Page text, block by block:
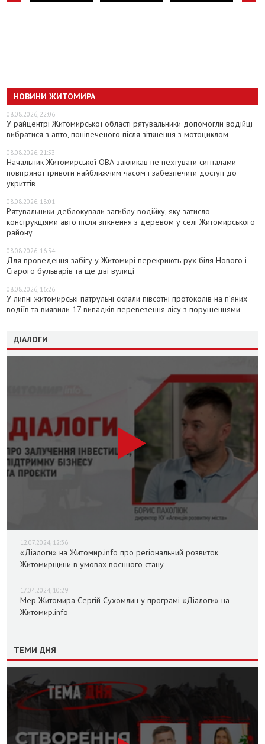
НОВИНИ ЖИТОМИРА
08.08.2026, 22:06
У райцентрі Житомирської області рятувальники допомогли водійці
вибратися з авто, понівеченого після зіткнення з мотоциклом
08.08.2026, 21:53
Начальник Житомирської ОВА закликав не нехтувати сигналами
повітряної тривоги найближчим часом і забезпечити доступ до
укриттів
08.08.2026, 18:01
Рятувальники деблокували загиблу водійку, яку затисло
конструкціями авто після зіткнення з деревом у селі Житомирського
району
08.08.2026, 16:54
Для проведення забігу у Житомирі перекриють рух біля Нового і
Старого бульварів та ще дві вулиці
08.08.2026, 16:26
У липні житомирські патрульні склали півсотні протоколів на пʼяних
водіїв та виявили 17 випадків перевезення лісу з порушеннями
ДІАЛОГИ
12.07.2024, 12:36
«Діалоги» на Житомир.info про регіональний розвиток
Житомирщини в умовах воєнного стану
17.04.2024, 10:29
Мер Житомира Сергій Сухомлин у програмі «Діалоги» на
Житомир.info
ТЕМИ ДНЯ